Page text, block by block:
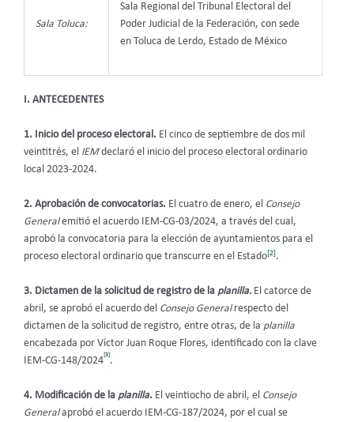
Sala Toluca:
Sala Regional del Tribunal Electoral del
Poder Judicial de la Federación, con sede
en Toluca de Lerdo, Estado de México
I. ANTECEDENTES
1. Inicio del proceso electoral. El cinco de septiembre de dos mil
veintitrés, el IEMdeclaró el inicio del proceso electoral ordinario
local 2023-2024.
2. Aprobación de convocatorias. El cuatro de enero, el Consejo
Generalemitió el acuerdo IEM-CG-03/2024, a través del cual,
aprobó la convocatoria para la elección de ayuntamientos para el
proceso electoral ordinario que transcurre en el Estado[2].
3. Dictamen de la solicitud de registro de la planilla. El catorce de
abril, se aprobó el acuerdo del Consejo General respecto del
dictamen de la solicitud de registro, entre otras, de la planilla
encabezada por Víctor Juan Roque Flores, identificado con la clave
IEM-CG-148/2024
[3]
.
4. Modificación de la planilla. El veintiocho de abril, el Consejo
Generalaprobó el acuerdo IEM-CG-187/2024, por el cual se